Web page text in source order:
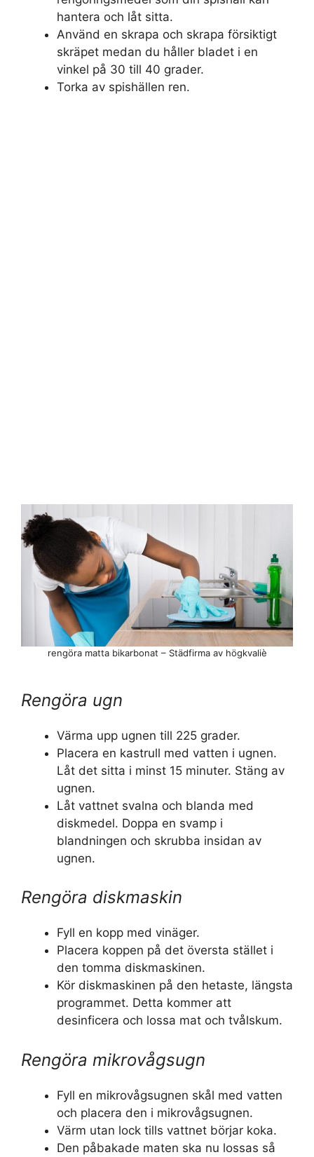
hantera och låt sitta.
Använd en skrapa och skrapa försiktigt
skräpet medan du håller bladet i en
vinkel på 30 till 40 grader.
Torka av spishällen ren.
Rengöra ugn
Värma upp ugnen till 225 grader.
Placera en kastrull med vatten i ugnen.
Låt det sitta i minst 15 minuter. Stäng av
ugnen.
Låt vattnet svalna och blanda med
diskmedel. Doppa en svamp i
blandningen och skrubba insidan av
ugnen.
Rengöra diskmaskin
Fyll en kopp med vinäger.
Placera koppen på det översta stället i
den tomma diskmaskinen.
Kör diskmaskinen på den hetaste, längsta
programmet. Detta kommer att
desinficera och lossa mat och tvålskum.
Rengöra mikrovågsugn
Fyll en mikrovågsugnen skål med vatten
och placera den i mikrovågsugnen.
Värm utan lock tills vattnet börjar koka.
Den påbakade maten ska nu lossas så
rengöra matta bikarbonat – Städfirma av högkvaliè